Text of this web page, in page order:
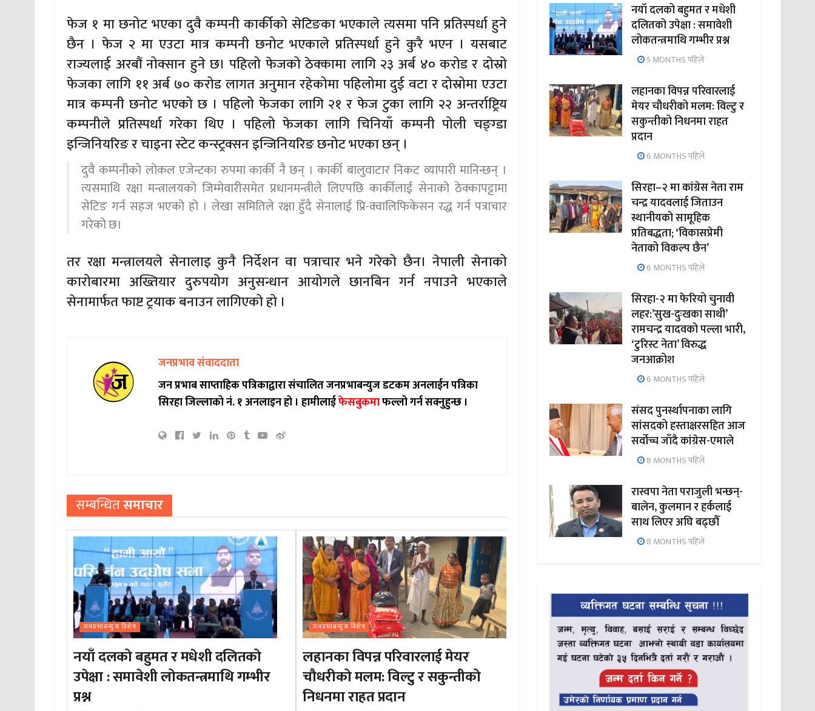
फेज १ मा छनोट भएका दुवै कम्पनी कार्कीको सेटिङका भएकाले त्यसमा पनि प्रतिस्पर्धा हुने
छैन । फेज २ मा एउटा मात्र कम्पनी छनोट भएकाले प्रतिस्पर्धा हुने कुरै भएन । यसबाट
राज्यलाई अरबौं नोक्सान हुने छ। पहिलो फेजको ठेक्कामा लागि २३ अर्ब ४० करोड र दोस्रो
फेजका लागि ११ अर्ब ७० करोड लागत अनुमान रहेकोमा पहिलोमा दुई वटा र दोस्रोमा एउटा
मात्र कम्पनी छनोट भएको छ । पहिलो फेजका लागि २१ र फेज टुका लागि २२ अन्तर्राष्ट्रिय
कम्पनीले प्रतिस्पर्धा गरेका थिए । पहिलो फेजका लागि चिनियाँ कम्पनी पोली चङ्ग्डा
इन्जिनियरिङ र चाइना स्टेट कन्स्ट्रक्सन इन्जिनियरिङ छनोट भएका छन् ।
दुवै कम्पनीको लोकल एजेन्टका रुपमा कार्की नै छन् । कार्की बालुवाटार निकट व्यापारी मानिन्छन् ।
त्यसमाथि रक्षा मन्त्रालयको जिम्मेवारीसमेत प्रधानमन्त्रीले लिएपछि कार्कीलाई सेनाको ठेक्कापट्टामा
सेटिङ गर्न सहज भएको हो । लेखा समितिले रक्षा हुँदै सेनालाई प्रि-क्वालिफिकेसन रद्ध गर्न पत्राचार
गरेको छ।
तर रक्षा मन्त्रालयले सेनालाइ कुनै निर्देशन वा पत्राचार भने गरेको छैन। नेपाली सेनाको
कारोबारमा अख्तियार दुरुपयोग अनुसन्धान आयोगले छानबिन गर्न नपाउने भएकाले
सेनामार्फत फाष्ट ट्रयाक बनाउन लागिएको हो ।
जनप्रभाव संवाददाता
जन प्रभाब साप्ताहिक पत्रिकाद्वारा संचालित जनप्रभाबन्युज डटकम अनलाईन पत्रिका
सिरहा जिल्लाको नं. १ अनलाइन हो ।हामीलाईफेसबुकमाफल्लो गर्न सक्नुहुन्छ ।
सम्बन्धितसमाचार
जनप्रभाबन्युज विशेष
नयाँ दलको बहुमत र मधेशी दलितको
उपेक्षा : समावेशी लोकतन्त्रमाथि गम्भीर
प्रश्न
जनप्रभाबन्युज विशेष
लहानका विपन्न परिवारलाई मेयर
चौधरीको मलम: विल्टु र सकुन्तीको
निधनमा राहत प्रदान
नयाँ दलको बहुमत र मधेशी
दलितको उपेक्षा : समावेशी
लोकतन्त्रमाथि गम्भीर प्रश्न
5 MONTHS पहिले
लहानका विपन्न परिवारलाई
मेयर चौधरीको मलम: विल्टु र
सकुन्तीको निधनमा राहत
प्रदान
6 MONTHS पहिले
सिरहा–२ मा कांग्रेस नेता राम
चन्द्र यादवलाई जिताउन
स्थानीयको सामूहिक
प्रतिबद्धता; ‘विकासप्रेमी
नेताको विकल्प छैन’
6 MONTHS पहिले
सिरहा-२ मा फेरियो चुनावी
लहर:’सुख-दुःखका साथी’
रामचन्द्र यादवको पल्ला भारी,
‘टुरिस्ट नेता’ विरुद्ध
जनआक्रोश
6 MONTHS पहिले
संसद पुनर्स्थापनाका लागि
सांसदको हस्ताक्षरसहित आज
सर्वोच्च जाँदै कांग्रेस-एमाले
8 MONTHS पहिले
रास्वपा नेता पराजुली भन्छन्-
बालेन, कुलमान र हर्कलाई
साथ लिएर अघि बढ्छौँ
8 MONTHS पहिले